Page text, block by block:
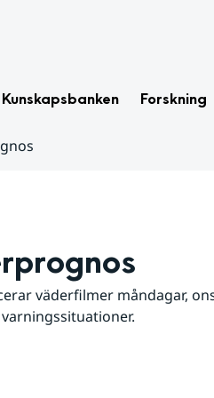
Kunskapsbanken Forskning
väderfilmer måndagar,